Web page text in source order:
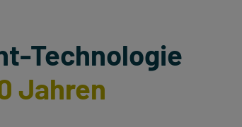
Technologie
Jahren